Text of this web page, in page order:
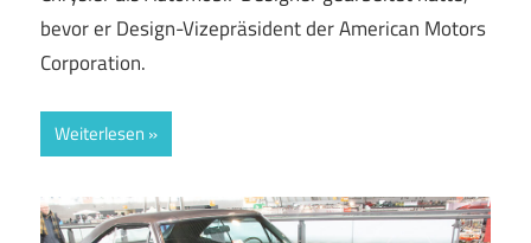
bevor er Design-Vizepräsident der American Motors
Corporation.
Weiterlesen